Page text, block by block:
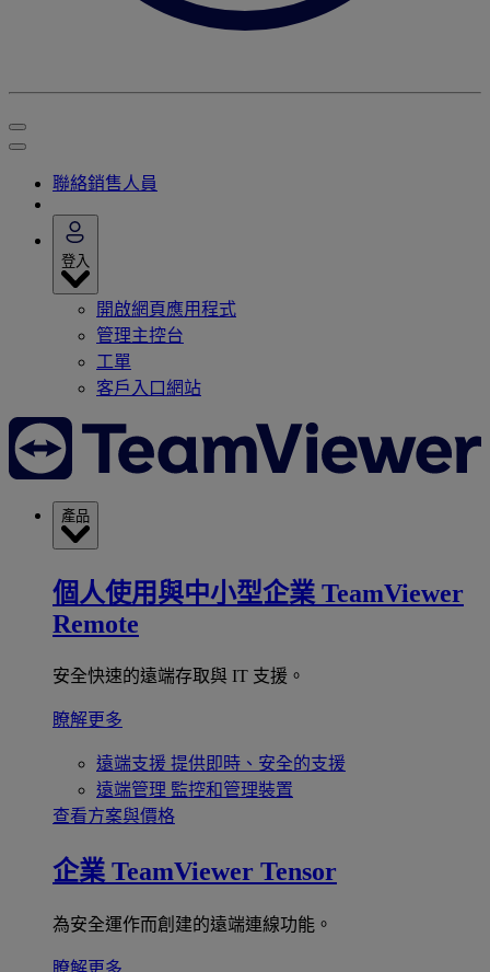
聯絡銷售人員
登入
開啟網頁應用程式
管理主控台
工單
客戶入口網站
產品
個人使用與中小型企業 TeamViewer
Remote
安全快速的遠端存取與 IT 支援。
瞭解更多
遠端支援 提供即時、安全的支援
遠端管理 監控和管理裝置
查看方案與價格
企業 TeamViewer Tensor
為安全運作而創建的遠端連線功能。
瞭解更多